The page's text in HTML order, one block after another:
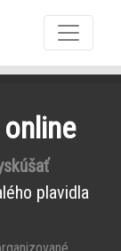
plavidla